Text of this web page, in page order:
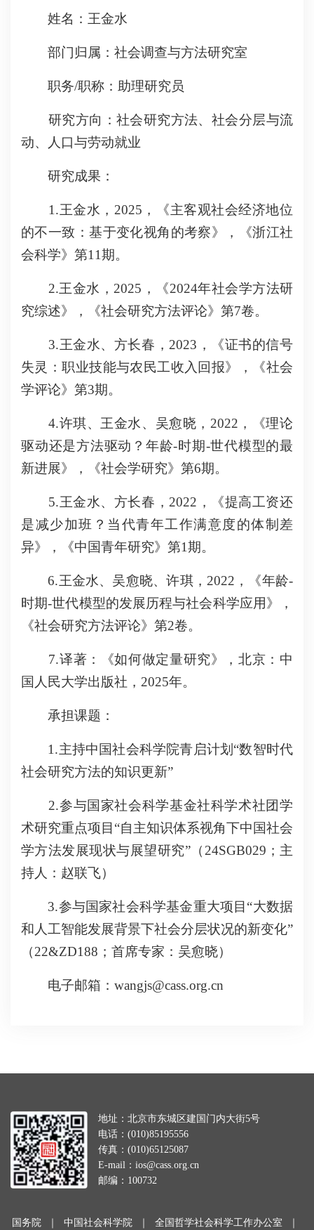
姓名：王金水
部门归属：社会调查与方法研究室
职务/职称：助理研究员
研究方向：社会研究方法、社会分层与流
动、人口与劳动就业
研究成果：
1.王金水，2025，《主客观社会经济地位
的不一致：基于变化视角的考察》，《浙江社
会科学》第11期。
2.王金水，2025，《2024年社会学方法研
究综述》，《社会研究方法评论》第7卷。
3.王金水、方长春，2023，《证书的信号
失灵：职业技能与农民工收入回报》，《社会
学评论》第3期。
4.许琪、王金水、吴愈晓，2022，《理论
驱动还是方法驱动？年龄-时期-世代模型的最
新进展》，《社会学研究》第6期。
5.王金水、方长春，2022，《提高工资还
是减少加班？当代青年工作满意度的体制差
异》，《中国青年研究》第1期。
6.王金水、吴愈晓、许琪，2022，《年龄-
时期-世代模型的发展历程与社会科学应用》，
《社会研究方法评论》第2卷。
7.译著：《如何做定量研究》，北京：中
国人民大学出版社，2025年。
承担课题：
1.主持中国社会科学院青启计划“数智时代
社会研究方法的知识更新”
2.参与国家社会科学基金社科学术社团学
术研究重点项目“自主知识体系视角下中国社会
学方法发展现状与展望研究”（24SGB029；主
持人：赵联飞）
3.参与国家社会科学基金重大项目“大数据
和人工智能发展背景下社会分层状况的新变化”
（22&ZD188；首席专家：吴愈晓）
电子邮箱：wangjs@cass.org.cn
地址：北京市东城区建国门内大街5号
电话：(010)85195556
传真：(010)65125087
E-mail：ios@cass.org.cn
邮编：100732
国务院 ｜ 中国社会科学院 ｜ 全国哲学社会科学工作办公室 ｜